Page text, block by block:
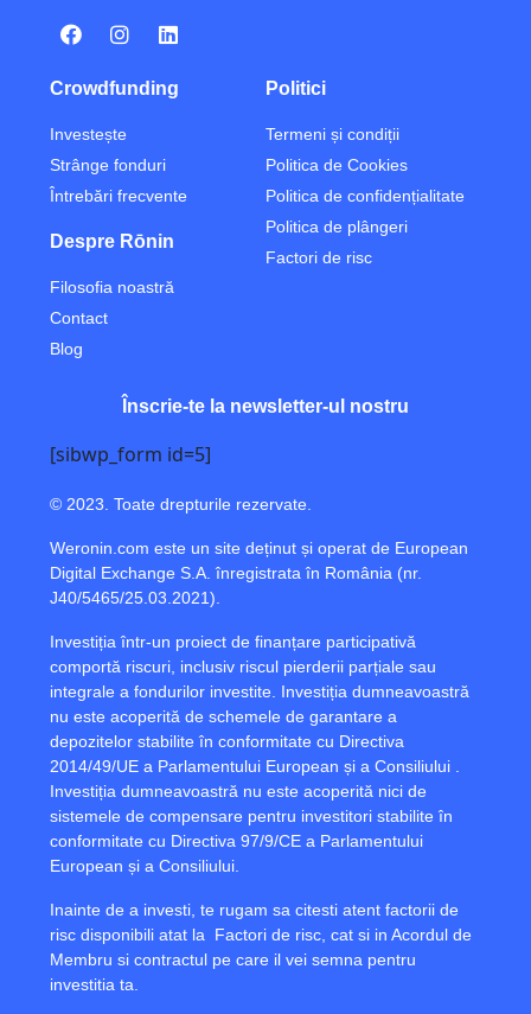
Crowdfunding
Investește
Strânge fonduri
Întrebări frecvente
Despre Rōnin
Filosofia noastră
Contact
Blog
Politici
Termeni și condiții
Politica de Cookies
Politica de confidențialitate
Politica de plângeri
Factori de risc
Înscrie-te la newsletter-ul nostru
[sibwp_form id=5]
© 2023. Toate drepturile rezervate.
Weronin.com este un site deținut și operat de European
Digital Exchange S.A. înregistrata în România (nr.
J40/5465/25.03.2021).
Investiția într-un proiect de finanțare participativă
comportă riscuri, inclusiv riscul pierderii parțiale sau
integrale a fondurilor investite. Investiția dumneavoastră
nu este acoperită de schemele de garantare a
depozitelor stabilite în conformitate cu Directiva
2014/49/UE a Parlamentului European și a Consiliului .
Investiția dumneavoastră nu este acoperită nici de
sistemele de compensare pentru investitori stabilite în
conformitate cu Directiva 97/9/CE a Parlamentului
European și a Consiliului.
Inainte de a investi, te rugam sa citesti atent factorii de
risc disponibili atat la
Factori de risc , cat si in Acordul de
Membru si contractul pe care il vei semna pentru
investitia ta.